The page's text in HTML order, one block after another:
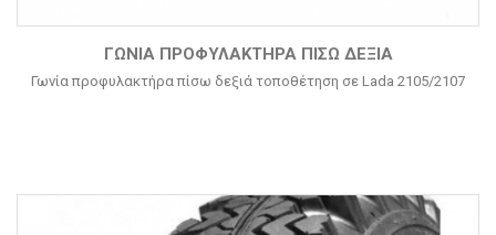
ΓΩΝΊΑ ΠΡΟΦΥΛΑΚΤΉΡΑ ΠΊΣΩ ΔΕΞΙΆ
Γωνία προφυλακτήρα πίσω δεξιά τοποθέτηση σε Lada 2105/2107